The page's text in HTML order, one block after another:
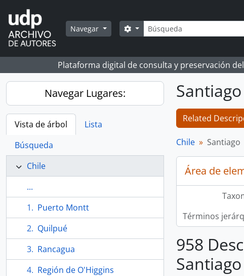
Skip to main content
Navegar Búsqueda
Search options
Plataforma digital de consulta y preservación
Navegar Lugares:
Vista de árbol
Lista
Búsqueda
Chile
...
Puerto Montt
Quilpué
Rancagua
Región de O'Higgins
Santiago
Related
Chile Santiago
Área de
Términos
958
Santiago